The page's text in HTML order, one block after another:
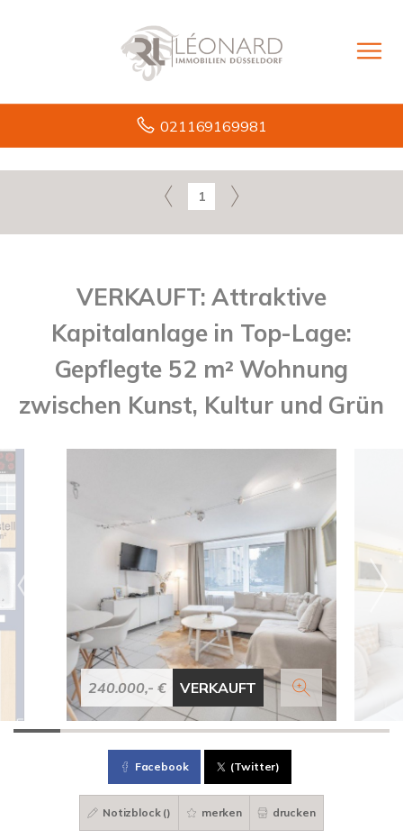
021169169981
1
VERKAUFT: Attraktive
Kapitalanlage in Top-Lage:
Gepflegte 52 m² Wohnung
zwischen Kunst, Kultur und Grün
240.000,- € VERKAUFT
Facebook (Twitter)
Notizblock () merken drucken